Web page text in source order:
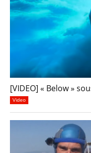
[VIDEO] « Below »
Video